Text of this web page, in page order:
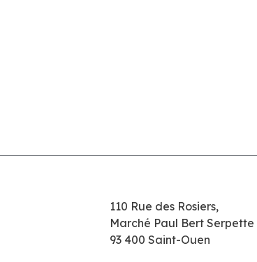
110 Rue des Rosiers,
Marché Paul Bert Serpette
93 400 Saint-Ouen